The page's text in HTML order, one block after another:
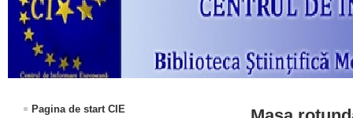
Pagina de start CIE